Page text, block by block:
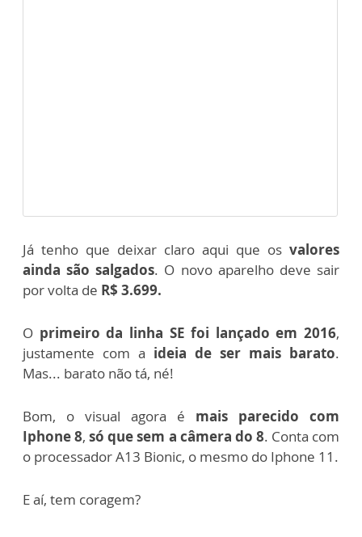
Já tenho que deixar claro aqui que os valores
ainda são salgados. O novo aparelho deve sair
por volta de R$ 3.699.
O primeiro da linha SE foi lançado em 2016,
justamente com a ideia de ser mais barato.
Mas... barato não tá, né!
Bom, o visual agora é mais parecido com
Iphone 8, só que sem a câmera do 8. Conta com
o processador A13 Bionic, o mesmo do Iphone 11.
E aí, tem coragem?